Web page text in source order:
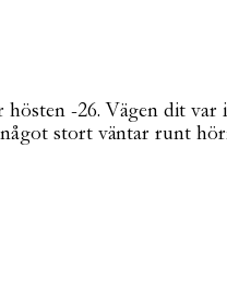
-26. Vägen dit var
stort väntar runt